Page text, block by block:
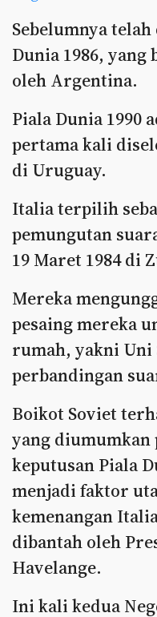
Sebelumnya
Dunia 1986,
oleh Argentina.
Piala Dunia 1990
pertama kali
di Uruguay.
Italia terpilih
pemungutan
19 Maret 1984 di
Mereka
pesaing mereka
rumah, yakni Uni
perbandingan
Boikot Soviet
yang diumumkan
keputusan Piala
menjadi faktor
kemenangan
dibantah oleh
Havelange.
Ini kali kedua